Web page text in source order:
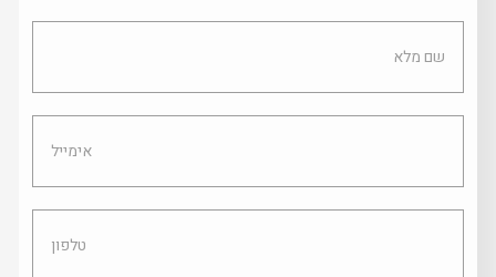
שם
מלא
אימייל
טלפון